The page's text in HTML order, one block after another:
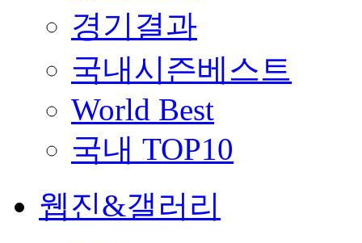
경기결과
국내시즌베스트
World Best
국내 TOP10
웹진&갤러리